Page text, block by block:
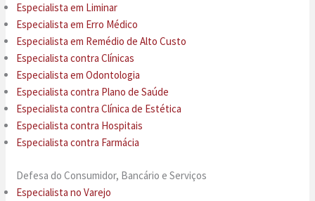
Especialista em Liminar
Especialista em Erro Médico
Especialista em Remédio de Alto Custo
Especialista contra Clínicas
Especialista em Odontologia
Especialista contra Plano de Saúde
Especialista contra Clínica de Estética
Especialista contra Hospitais
Especialista contra Farmácia
Defesa do Consumidor, Bancário e Serviços
Especialista no Varejo